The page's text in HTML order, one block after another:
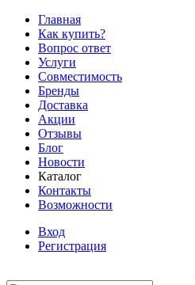
Главная
Как купить?
Вопрос ответ
Услуги
Совместимость
Бренды
Доставка
Акции
Отзывы
Блог
Новости
Каталог
Контакты
Возможности
Вход
Регистрация